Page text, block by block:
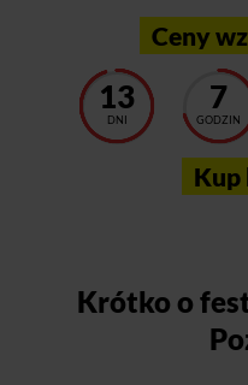
Ceny
13
DNI
7
GODZIN
Kup
Krótko o